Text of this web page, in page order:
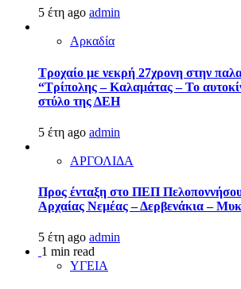
5 έτη ago admin
Αρκαδία
Τροχαίο με νεκρή 27χρονη στην
“Τρίπολης – Καλαμάτας – Το
στύλο της ΔΕΗ
5 έτη ago admin
ΑΡΓΟΛΙΔΑ
Προς ένταξη στο ΠΕΠ
Αρχαίας Νεμέας – Δερβενάκια –
5 έτη ago admin
1 min read
ΥΓΕΙΑ